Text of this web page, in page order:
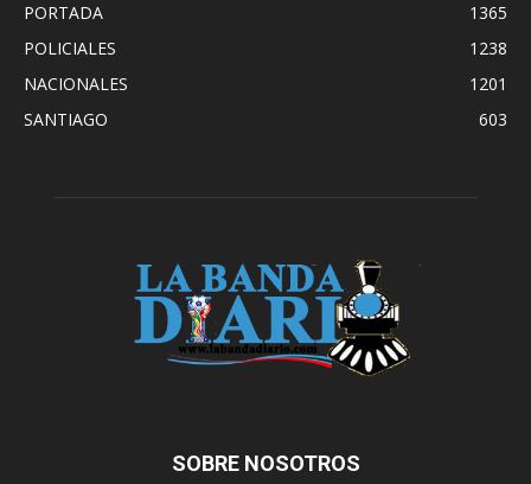
PORTADA
1365
POLICIALES
1238
NACIONALES
1201
SANTIAGO
603
SOBRE NOSOTROS